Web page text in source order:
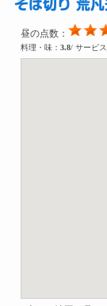
そば切り 荒凡